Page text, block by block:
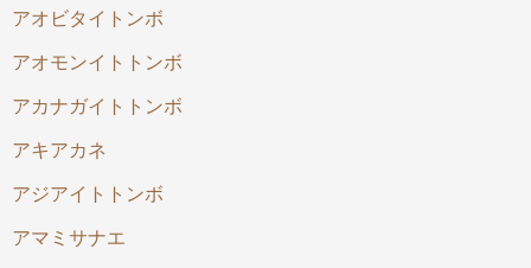
アオビタイトンボ
アオモンイトトンボ
アカナガイトトンボ
アキアカネ
アジアイトトンボ
アマミサナエ